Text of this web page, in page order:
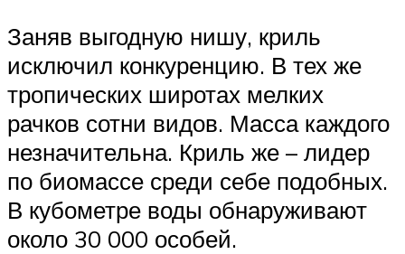
Заняв выгодную нишу, криль
исключил конкуренцию. В тех же
тропических широтах мелких
рачков сотни видов. Масса каждого
незначительна. Криль же – лидер
по биомассе среди себе подобных.
В кубометре воды обнаруживают
около 30 000 особей.